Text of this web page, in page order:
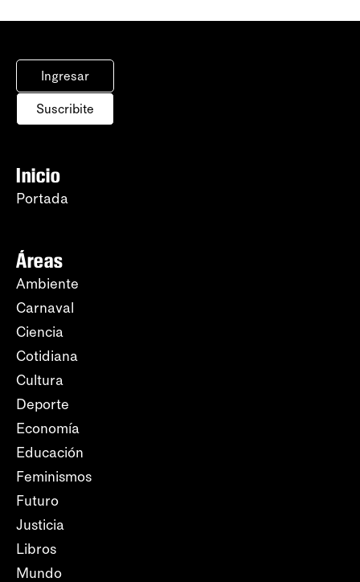
Ingresar
Suscribite
Inicio
Portada
Áreas
Ambiente
Carnaval
Ciencia
Cotidiana
Cultura
Deporte
Economía
Educación
Feminismos
Futuro
Justicia
Libros
Mundo